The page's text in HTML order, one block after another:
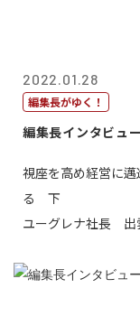
2022.01.28
編集長がゆく！
編集長インタビュー
視座を高め経営に邁
る 下
ユーグレナ社長 出